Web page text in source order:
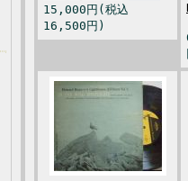
15,000円(税込
16,500円)